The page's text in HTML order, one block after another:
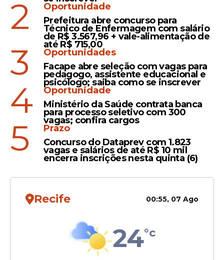
Cruz para a sequência da Série C. O
resultado mantém o clube próximo da
zona de classificação e aumenta as
expectativas da torcida em relação à luta
por uma vaga na próxima fase da
competição.
Leia Também
Tricolor
horário e prováveis
Alterações
2
Oportunidade
Prefeitura abre concurso para
Técnico de Enfermagem com salário
de R$ 3.567,96 + vale-alimentação de
até R$ 715,00
3
Oportunidades
Facape abre seleção com vagas para
pedagogo, assistente educacional e
psicólogo; saiba como se inscrever
4
Oportunidade
Ministério da Saúde contrata banca
para processo seletivo com 300
vagas; confira cargos
5
Prazo
Concurso do Dataprev com 1.823
vagas e salários de até R$ 10 mil
encerra inscrições nesta quinta (6)
Recife 00:55, 07 Ago
24°c